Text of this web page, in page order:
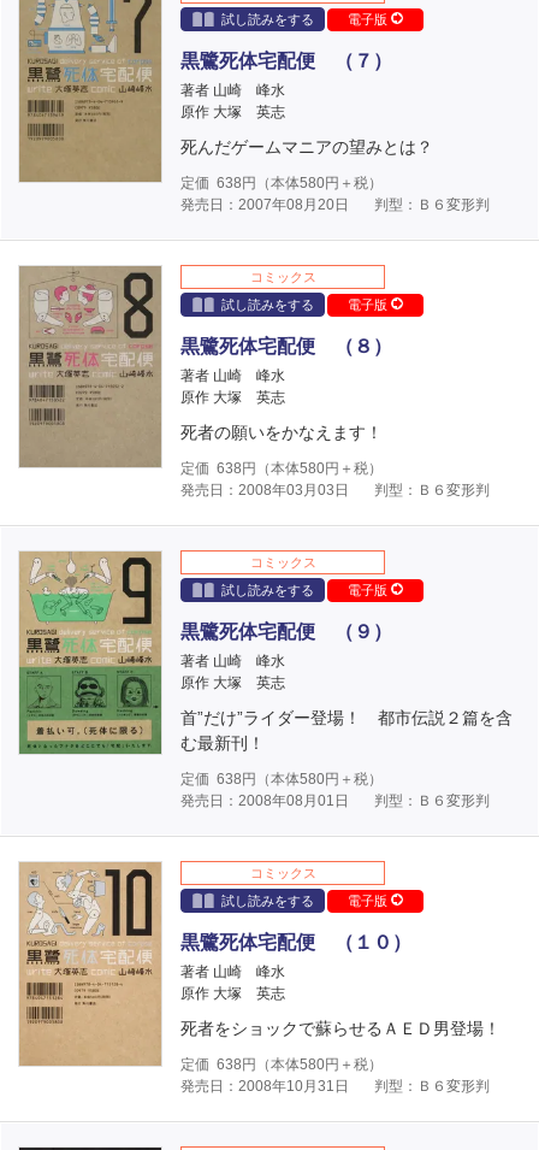
試し読みをする
電子版
黒鷺死体宅配便 （７）
著者 山崎 峰水
原作 大塚 英志
死んだゲームマニアの望みとは？
定価 638 円（本体580円＋税）
発売日：2007年08月20日
判型：Ｂ６変形判
コミックス
試し読みをする
電子版
黒鷺死体宅配便 （８）
著者 山崎 峰水
原作 大塚 英志
死者の願いをかなえます！
定価 638 円（本体580円＋税）
発売日：2008年03月03日
判型：Ｂ６変形判
コミックス
試し読みをする
電子版
黒鷺死体宅配便 （９）
著者 山崎 峰水
原作 大塚 英志
首”だけ”ライダー登場！ 都市伝説２篇を含
む最新刊！
定価 638 円（本体580円＋税）
発売日：2008年08月01日
判型：Ｂ６変形判
コミックス
試し読みをする
電子版
黒鷺死体宅配便 （１０）
著者 山崎 峰水
原作 大塚 英志
死者をショックで蘇らせるＡＥＤ男登場！
定価 638 円（本体580円＋税）
発売日：2008年10月31日
判型：Ｂ６変形判